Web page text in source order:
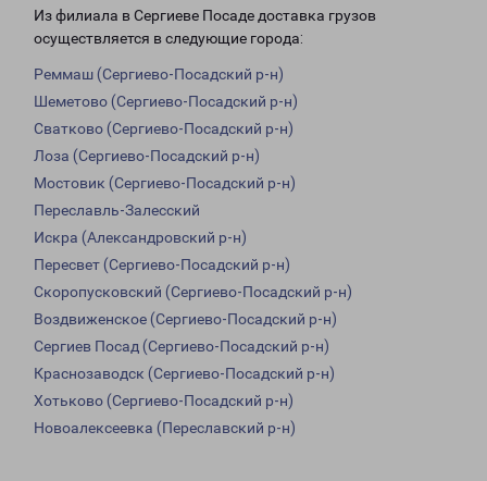
Из филиала в Сергиеве Посаде доставка грузов
осуществляется в следующие города:
Реммаш (Сергиево-Посадский р-н)
Шеметово (Сергиево-Посадский р-н)
Сватково (Сергиево-Посадский р-н)
Лоза (Сергиево-Посадский р-н)
Мостовик (Сергиево-Посадский р-н)
Переславль-Залесский
Искра (Александровский р-н)
Пересвет (Сергиево-Посадский р-н)
Скоропусковский (Сергиево-Посадский р-н)
Воздвиженское (Сергиево-Посадский р-н)
Сергиев Посад (Сергиево-Посадский р-н)
Краснозаводск (Сергиево-Посадский р-н)
Хотьково (Сергиево-Посадский р-н)
Новоалексеевка (Переславский р-н)